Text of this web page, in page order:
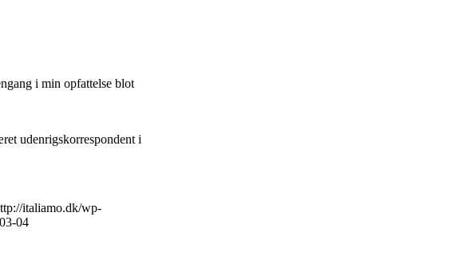
i min opfattelse blot
udenrigskorrespondent i
italiamo.dk/wp-
04